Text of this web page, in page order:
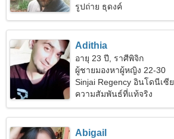
รูปถ่าย ธุดงค์
Adithia
อายุ 23 ปี, ราศีพิจิก
ผู้ชายมองหาผู้หญิง 22-30
Sinjai Regency อินโดนีเซีย
ความสัมพันธ์ที่แท้จริง
Abigail